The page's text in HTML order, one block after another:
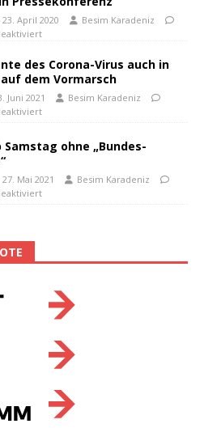
April 2020
Besim Karadeniz
des Corona-Virus auch in
dem Vormarsch
Juni 2021
Besim Karadeniz
Samstag ohne „Bundes-
Mai 2021
Besim Karadeniz